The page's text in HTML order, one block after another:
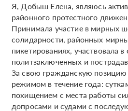
Я, Добыш Елена, являюсь
районного протестного
Принимала участие в мирных
солидарности, районных
пикетированиях, участвовала в
политзаключенных и
За свою гражданскую позицию
режимом в течение года:
похищением с места работы
допросами и судами с